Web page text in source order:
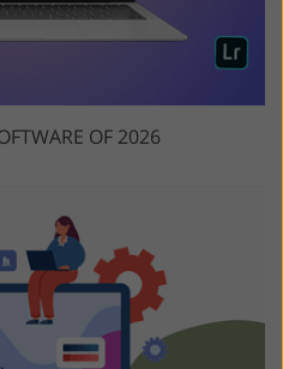
OF 2026